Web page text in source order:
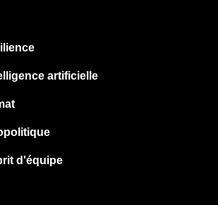
artificielle
d'équipe